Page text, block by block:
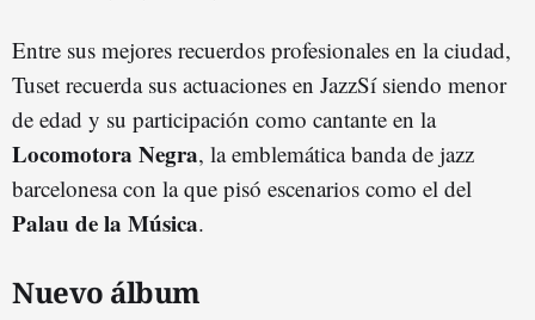
Entre sus mejores recuerdos profesionales en la ciudad,
Tuset recuerda sus actuaciones en JazzSí siendo menor
de edad y su participación como cantante en la
Locomotora Negra, la emblemática banda de jazz
barcelonesa con la que pisó escenarios como el del
Palau de la Música.
Nuevo álbum